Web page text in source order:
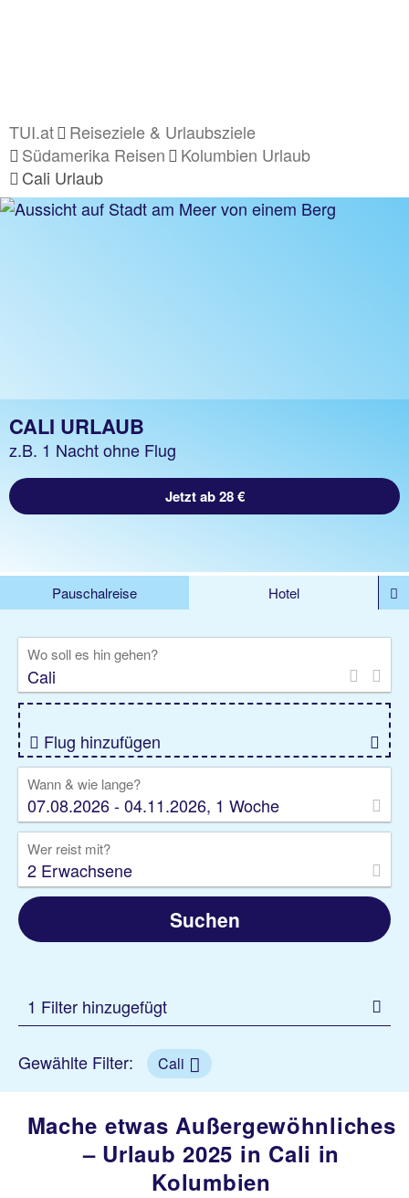
TUI.at
Reiseziele & Urlaubsziele
Südamerika Reisen
Kolumbien Urlaub
Cali Urlaub
CALI URLAUB
z.B. 1 Nacht ohne Flug
Jetzt ab 28 €
Pauschalreise
Hotel
Rundreise
Kreuzfahrt
Gruppenreise
Camper Privattransfer
Wo soll es hin gehen?
Flug hinzufügen
Wann & wie lange?
07.08.2026 - 04.11.2026, 1 Woche
Wer reist mit?
2 Erwachsene
Suchen
1 Filter hinzugefügt
Gewählte Filter: Cali
Mache etwas Außergewöhnliches
– Urlaub 2025 in Cali in
Kolumbien